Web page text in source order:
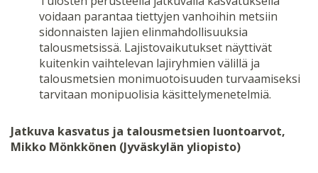
voidaan parantaa tiettyjen vanhoihin metsiin
sidonnaisten lajien elinmahdollisuuksia
talousmetsissä. Lajistovaikutukset näyttivät
kuitenkin vaihtelevan lajiryhmien välillä ja
talousmetsien monimuotoisuuden turvaamiseksi
tarvitaan monipuolisia käsittelymenetelmiä.
Jatkuva kasvatus ja talousmetsien luontoarvot,
Mikko Mönkkönen (Jyväskylän yliopisto)